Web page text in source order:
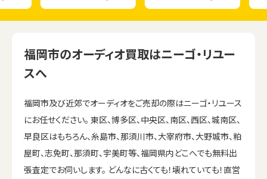
福岡市のオーディオ買取はニーゴ・リユー
スへ
福岡市及び近郊でオーディオをご売却の際はニーゴ・リユース
にお任せください。 東区、博多区、中央区、南区、西区、城南区、
早良区はもちろん、糸島市、那須川市、大宰府市、大野城市、粕
屋町、志免町、那須町、宇美町等、福岡県内どこへでも無料出
張査定でお伺いします。 どんなに古くても！壊れていても！直営